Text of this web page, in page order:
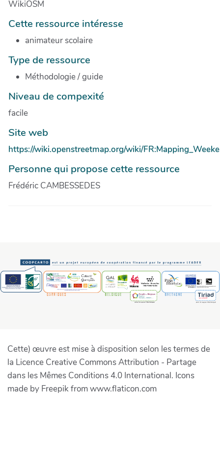
WikiOSM
Cette ressource intéresse
animateur scolaire
Type de ressource
Méthodologie / guide
Niveau de compexité
facile
Site web
https://wiki.openstreetmap.org/wiki/
Personne qui propose cette ressource
Frédéric CAMBESSEDES
Cette) œuvre est mise à disposition selon les termes de
la Licence Creative Commons Attribution - Partage
dans les Mêmes Conditions 4.0 International. Icons
made by Freepik from www.flaticon.com